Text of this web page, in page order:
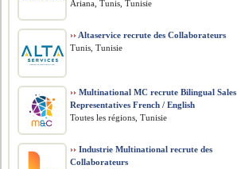
Ariana, Tunis, Tunisie
›› Altaservice recrute des Collaborateurs
Tunis, Tunisie
›› Multinational MC recrute Bilingual Sales
Representatives French / English
Toutes les régions, Tunisie
›› Industrie Multinational recrute des
Collaborateurs